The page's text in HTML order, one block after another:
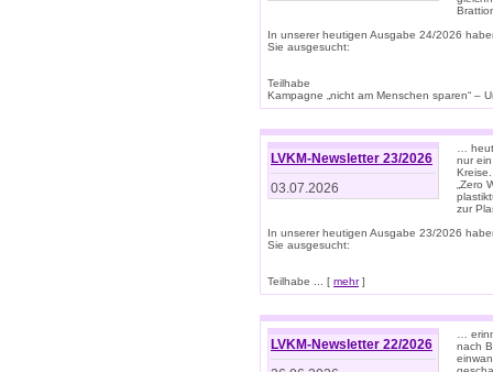
In unserer heutigen Ausgabe 24/2026
Sie ausgesucht:
Teilhabe
Kampagne „nicht am Menschen sparen“ –
LVKM-Newsletter 23/2026
03.07.2026
…
nur
„Zero
zur
In unserer heutigen Ausgabe 23/2026
Sie ausgesucht:
Teilhabe ... [ mehr]
LVKM-Newsletter 22/2026
…
nach